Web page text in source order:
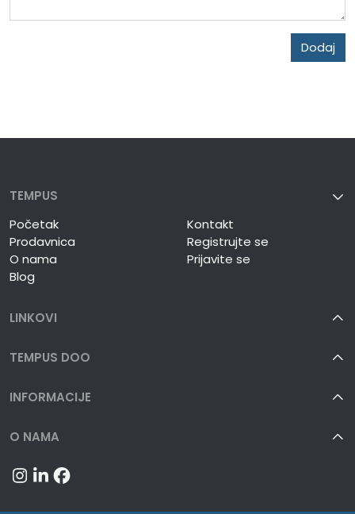
Dodaj
TEMPUS
Početak
Prodavnica
O nama
Blog
Kontakt
Registrujte se
Prijavite se
LINKOVI
TEMPUS DOO
INFORMACIJE
O NAMA